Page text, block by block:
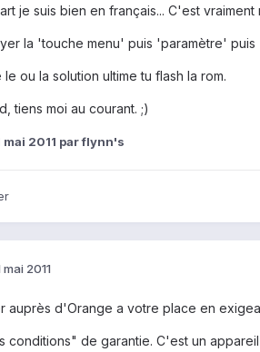
je suis bien en français... C'est
la 'touche menu' puis 'paramètre'
le ou la solution ultime tu flash la rom.
tiens moi au courant. ;)
mai 2011 par flynn's
mai 2011
auprès d'Orange a votre place en
conditions" de garantie. C'est un